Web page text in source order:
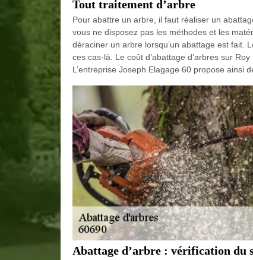
Tout traitement d’arbre
Pour abattre un arbre, il faut réaliser un
vous ne disposez pas les méthodes et les
déraciner un arbre lorsqu’un abattage est fait.
ces cas-là. Le coût d’abattage d’arbres sur
L’entreprise Joseph Elagage 60 propose ainsi
Abattage d’arbre : vérification du